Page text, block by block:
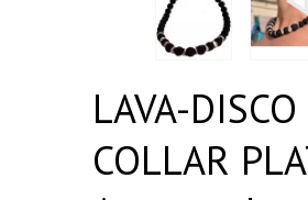
LAVA-DISCO
COLLAR